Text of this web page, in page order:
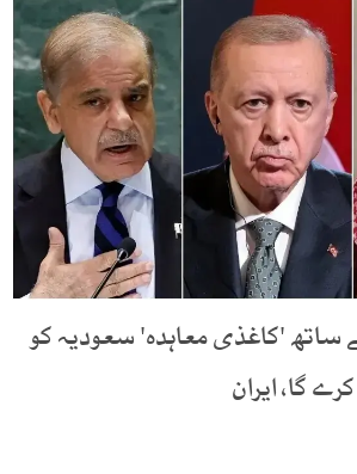
ساتھ 'کاغذی معاہدہ' سعودیہ کو
گا، ایران